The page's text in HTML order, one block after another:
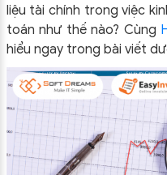
liệu tài chính trong việc
toán như thế nào? Cùng
hiểu ngay trong bài viết